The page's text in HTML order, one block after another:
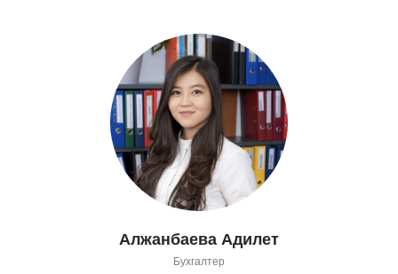
Алжанбаева Адилет
Бухгалтер